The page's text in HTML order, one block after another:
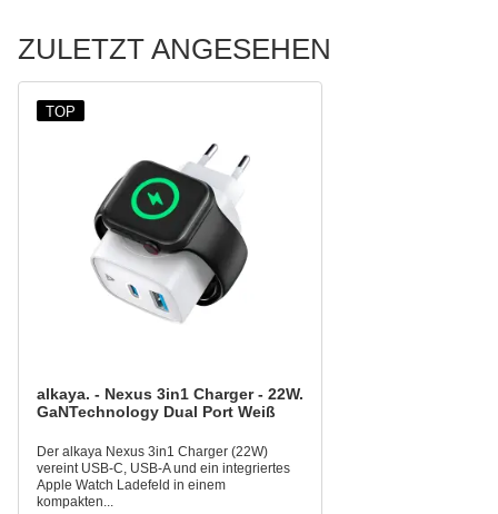
ZULETZT ANGESEHEN
TOP
alkaya. - Nexus 3in1 Charger - 22W.
GaNTechnology Dual Port Weiß
Der alkaya Nexus 3in1 Charger (22W)
vereint USB-C, USB-A und ein integriertes
Apple Watch Ladefeld in einem
kompakten...